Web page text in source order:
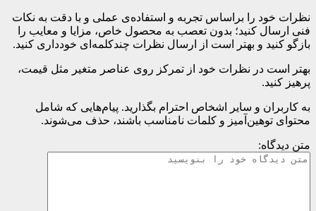
نظرات خود را براساس تجربه و استفاده‌ی عملی و با دقت به نکات
فنی ارسال کنید؛ بدون تعصب به محصول خاص، مزایا و معایب را
بازگو کنید و بهتر است از ارسال نظرات چندکلمه‌‌ای خودداری کنید.
بهتر است در نظرات خود از تمرکز روی عناصر متغیر مثل قیمت،
پرهیز کنید.
به کاربران و سایر اشخاص احترام بگذارید. پیام‌هایی که شامل
محتوای توهین‌آمیز و کلمات نامناسب باشند، حذف می‌شوند.
متن دیدگاه: